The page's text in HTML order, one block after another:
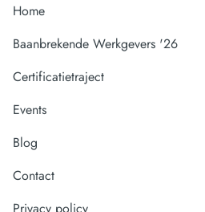
Home
Baanbrekende Werkgevers '26
Certificatietraject
Events
Blog
Contact